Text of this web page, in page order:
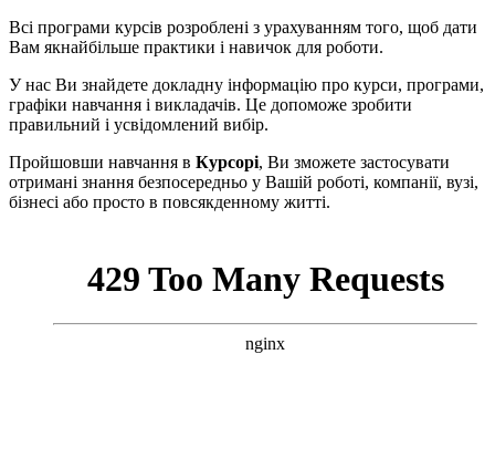
Всі програми курсів розроблені з урахуванням того, щоб дати
Вам якнайбільше практики і навичок для роботи.
У нас Ви знайдете докладну інформацію про курси, програми,
графіки навчання і викладачів. Це допоможе зробити
правильний і усвідомлений вибір.
Пройшовши навчання в Курсорі, Ви зможете застосувати
отримані знання безпосередньо у Вашій роботі, компанії, вузі,
бізнесі або просто в повсякденному житті.